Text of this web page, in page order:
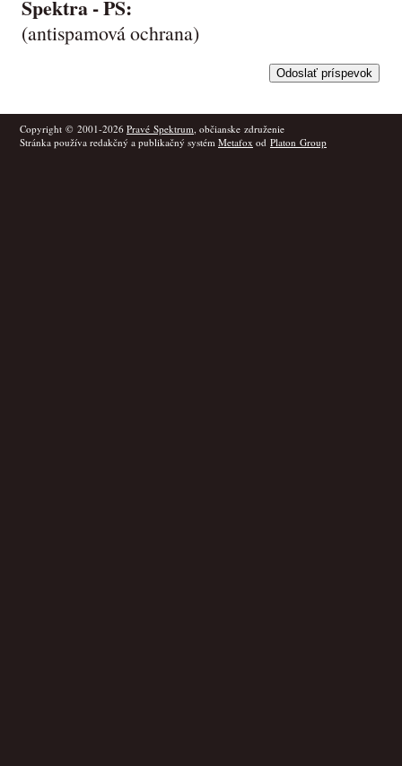
Spektra -PS:
(antispamová ochrana)
Copyright © 2001-2026 Pravé Spektrum, občianske združenie
Stránka používa redakčný a publikačný systém Metafox od Platon Group